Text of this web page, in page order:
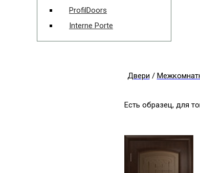
ProfilDoors
Interne Porte
Двери /
Есть образец, для